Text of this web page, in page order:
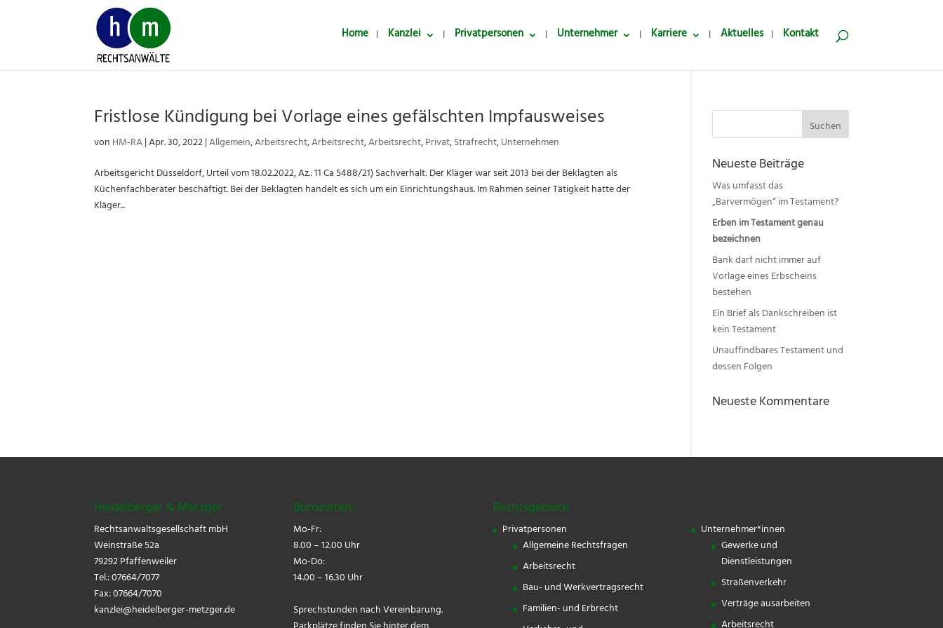
Home Kanzlei Privatpersonen Unternehmer Karriere Aktuelles Kontakt
Fristlose Kündigung bei Vorlage eines gefälschten Impfausweises
vonHM-RA|Apr. 30, 2022|Allgemein,Arbeitsrecht,Arbeitsrecht,Arbeitsrecht,Privat,Strafrecht,Unternehmen
Arbeitsgericht Düsseldorf, Urteil vom 18.02.2022, Az.: 11 Ca 5488/21) Sachverhalt: Der Kläger war seit 2013 bei der Beklagten als
Küchenfachberater beschäftigt. Bei der Beklagten handelt es sich um ein Einrichtungshaus. Im Rahmen seiner Tätigkeit hatte der
Kläger...
Suchen
Neueste Beiträge
Was umfasst das
„Barvermögen“ im Testament?
Erben im Testament genau
bezeichnen
Bank darf nicht immer auf
Vorlage eines Erbscheins
bestehen
Ein Brief als Dankschreiben ist
kein Testament
Unauffindbares Testament und
dessen Folgen
Neueste Kommentare
Heidelberger & Metzger
Rechtsanwaltsgesellschaft mbH
Weinstraße 52a
79292 Pfaffenweiler
Tel.: 07664/7077
Fax: 07664/7070
kanzlei@heidelberger-metzger.de
Bürozeiten:
Mo-Fr:
8.00 – 12.00 Uhr
Mo-Do:
14.00 – 16.30 Uhr
Sprechstunden nach Vereinbarung.
Rechtsgebiete
Privatpersonen
Allgemeine Rechtsfragen
Arbeitsrecht
Bau- und Werkvertragsrecht
Familien- und Erbrecht
Unternehmer*innen
Gewerke und
Dienstleistungen
Straßenverkehr
Verträge ausarbeiten